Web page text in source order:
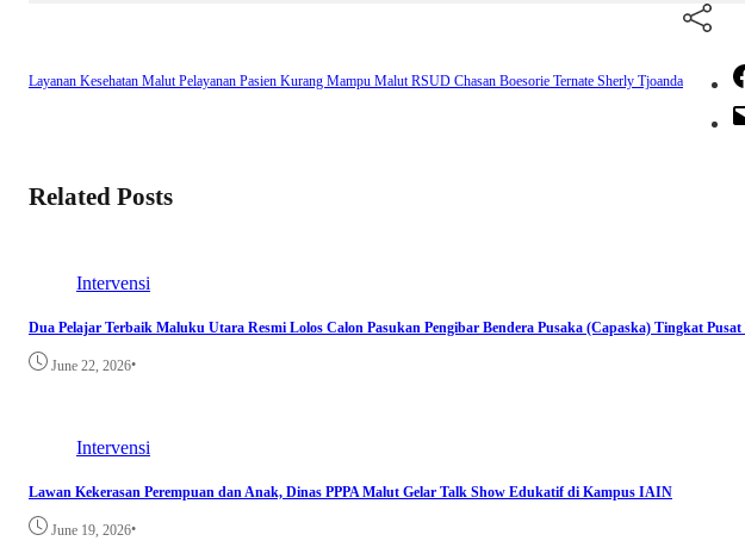
Layanan Kesehatan MalutPelayanan Pasien Kurang Mampu MalutRSUD Chasan Boesorie Ternate Sherly Tjoanda
Related Posts
Intervensi
Dua Pelajar Terbaik Maluku Utara Resmi Lolos Calon Pasukan Pengibar Bendera Pusaka (Capaska) Tingkat Pusat
June 22, 2026•
Intervensi
Lawan Kekerasan Perempuan dan Anak, Dinas PPPA Malut Gelar Talk Show Edukatif di Kampus IAIN
June 19, 2026•